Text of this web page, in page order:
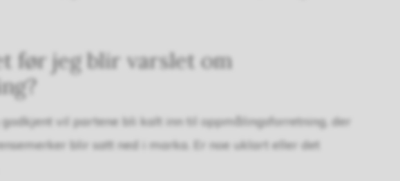
før jeg blir varslet om
vil partene bli kalt inn til oppmålingsforretning, der
blir satt ned i marka. Er noe uklart eller det